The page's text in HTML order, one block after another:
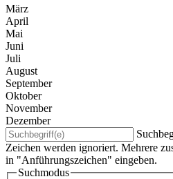
März
April
Mai
Juni
Juli
August
September
Oktober
November
Dezember
Zeichen werden ignoriert. Mehrere
in "Anführungszeichen" eingeben.
Suchmodus